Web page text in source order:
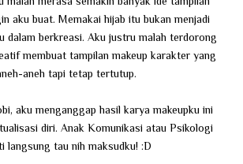
aku buat. Memakai hijab itu bukan menjadi
dalam berkreasi. Aku justru malah terdorong
membuat tampilan makeup karakter yang
aneh tapi tetap tertutup.
aku menganggap hasil karya makeupku ini
diri. Anak Komunikasi atau Psikologi
langsung tau nih maksudku! :D